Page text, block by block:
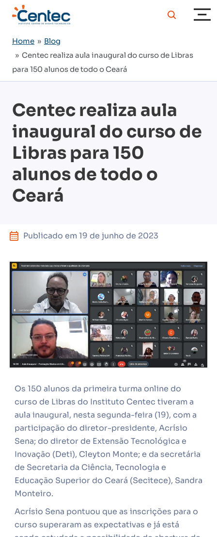
Home » Blog
» Centec realiza aula inaugural do curso de Libras
para 150 alunos de todo o Ceará
Centec realiza aula
inaugural do curso de
Libras para 150
alunos de todo o
Ceará
Publicado em 19 de junho de 2023
Os 150 alunos da primeira turma online do
curso de Libras do Instituto Centec tiveram a
aula inaugural, nesta segunda-feira (19), com a
participação do diretor-presidente, Acrísio
Sena; do diretor de Extensão Tecnológica e
Inovação (Deti), Cleyton Monte; e da secretária
de Secretaria da Ciência, Tecnologia e
Educação Superior do Ceará (Secitece), Sandra
Monteiro.
Acrísio Sena pontuou que as inscrições para o
curso superaram as expectativas e já está